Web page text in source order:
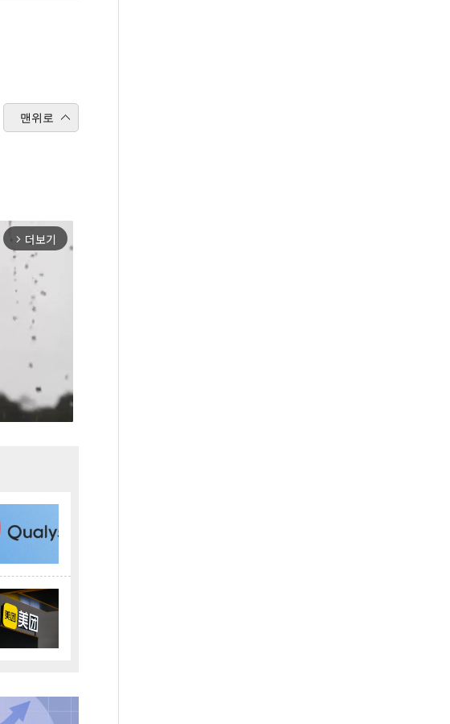
맨위로
arrow_forward_ios 더보기